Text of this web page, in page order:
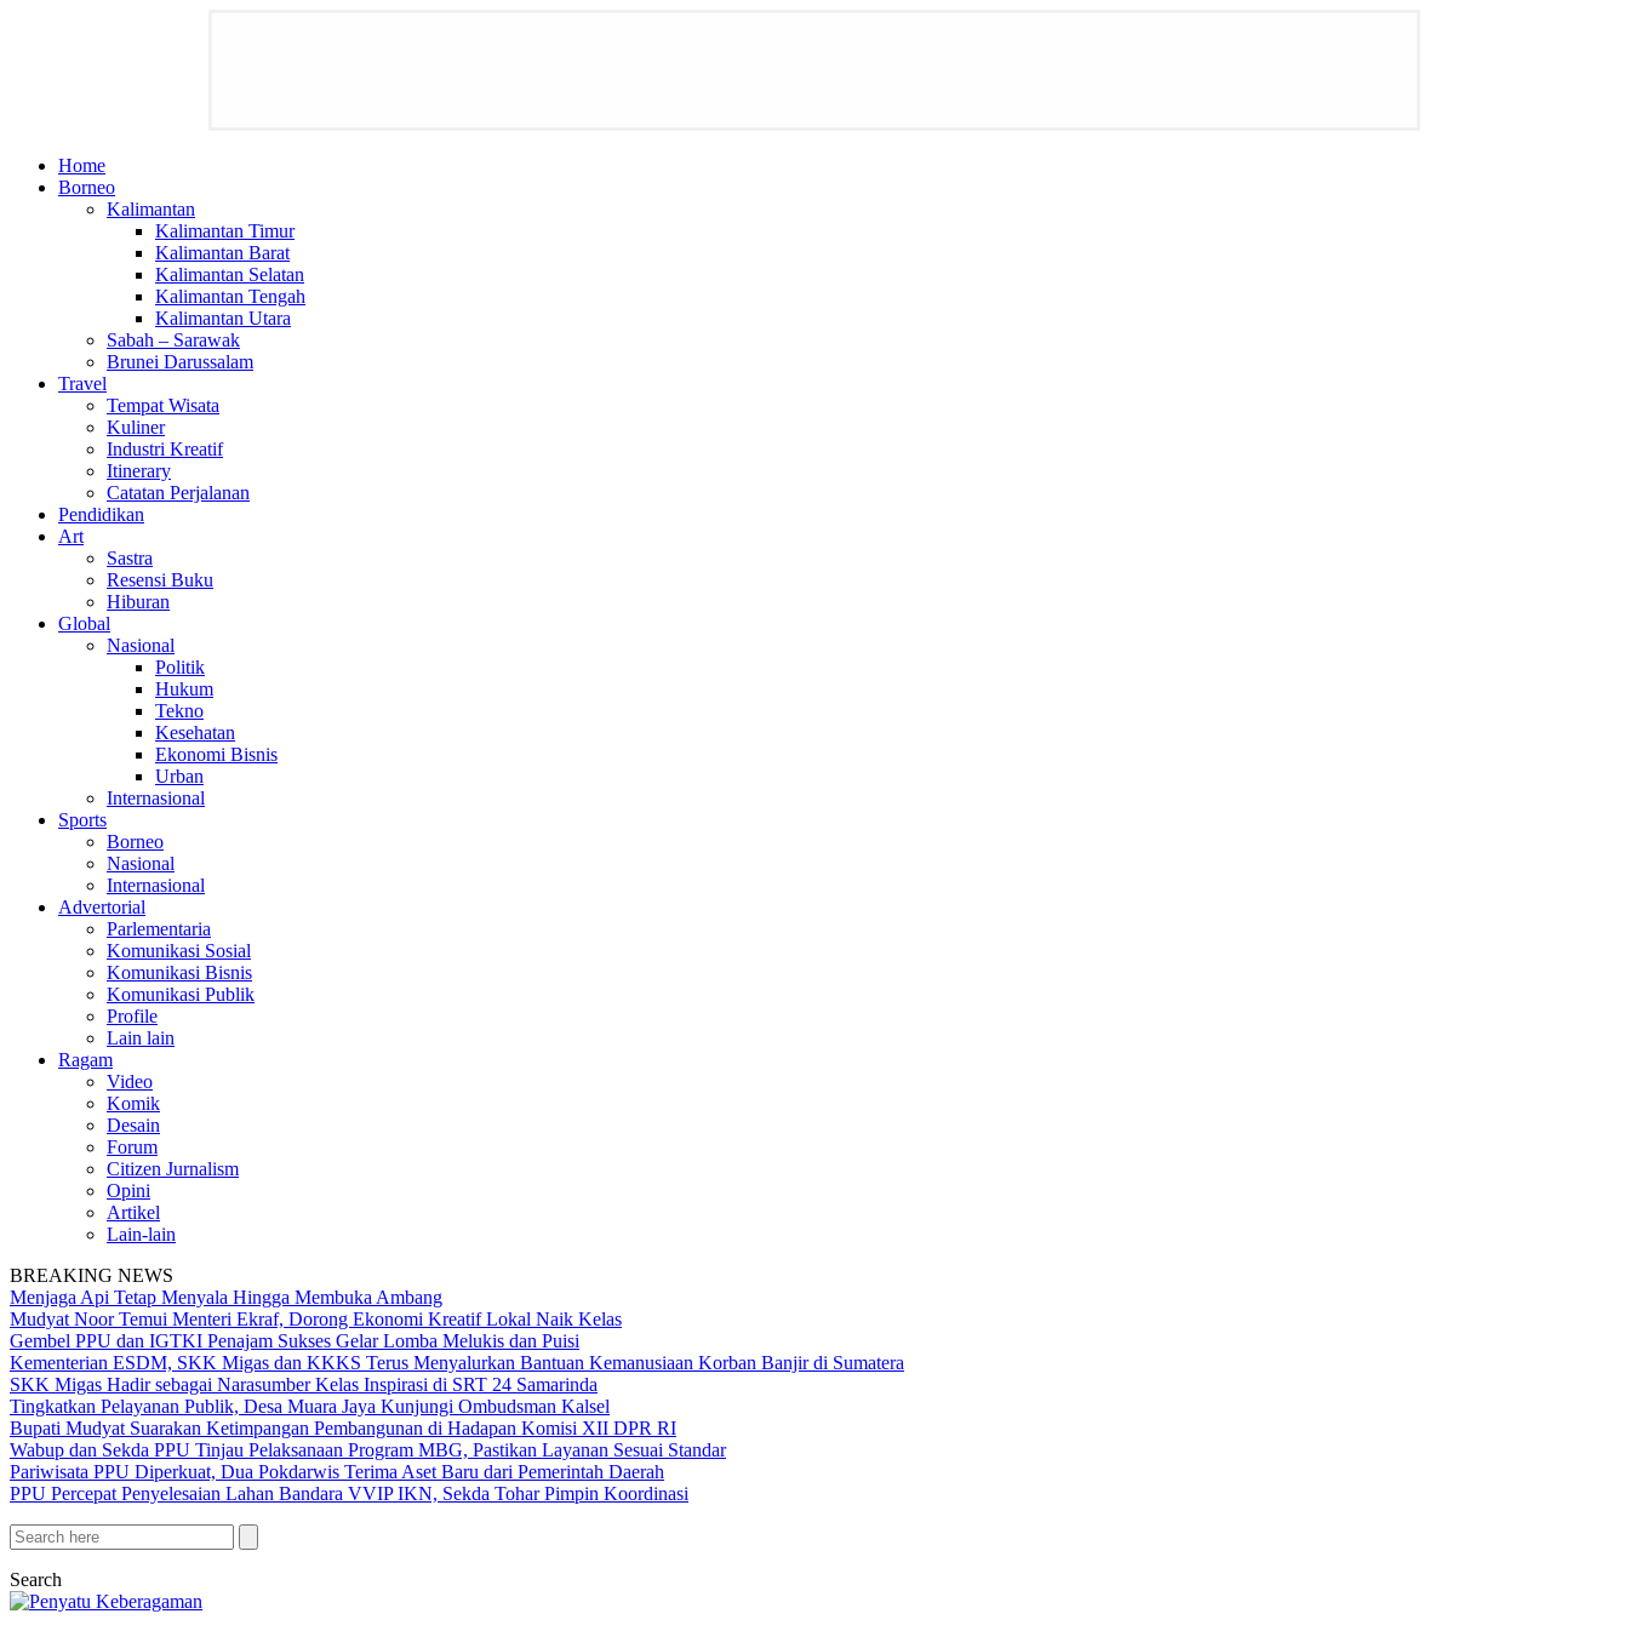
Home
Borneo
Kalimantan
Kalimantan Timur
Kalimantan Barat
Kalimantan Selatan
Kalimantan Tengah
Kalimantan Utara
Sabah – Sarawak
Brunei Darussalam
Travel
Tempat Wisata
Kuliner
Industri Kreatif
Itinerary
Catatan Perjalanan
Pendidikan
Art
Sastra
Resensi Buku
Hiburan
Global
Nasional
Politik
Hukum
Tekno
Kesehatan
Ekonomi Bisnis
Urban
Internasional
Sports
Borneo
Nasional
Internasional
Advertorial
Parlementaria
Komunikasi Sosial
Komunikasi Bisnis
Komunikasi Publik
Profile
Lain lain
Ragam
Video
Komik
Desain
Forum
Citizen Jurnalism
Opini
Artikel
Lain-lain
BREAKING NEWS
Menjaga Api Tetap Menyala Hingga Membuka Ambang
Mudyat Noor Temui Menteri Ekraf, Dorong Ekonomi Kreatif Lokal Naik Kelas
Gembel PPU dan IGTKI Penajam Sukses Gelar Lomba Melukis dan Puisi
Kementerian ESDM, SKK Migas dan KKKS Terus Menyalurkan Bantuan Kemanusiaan Korban Banjir di Sumatera
SKK Migas Hadir sebagai Narasumber Kelas Inspirasi di SRT 24 Samarinda
Tingkatkan Pelayanan Publik, Desa Muara Jaya Kunjungi Ombudsman Kalsel
Bupati Mudyat Suarakan Ketimpangan Pembangunan di Hadapan Komisi XII DPR RI
Wabup dan Sekda PPU Tinjau Pelaksanaan Program MBG, Pastikan Layanan Sesuai Standar
Pariwisata PPU Diperkuat, Dua Pokdarwis Terima Aset Baru dari Pemerintah Daerah
PPU Percepat Penyelesaian Lahan Bandara VVIP IKN, Sekda Tohar Pimpin Koordinasi
Search